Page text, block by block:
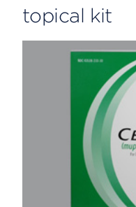
topical kit